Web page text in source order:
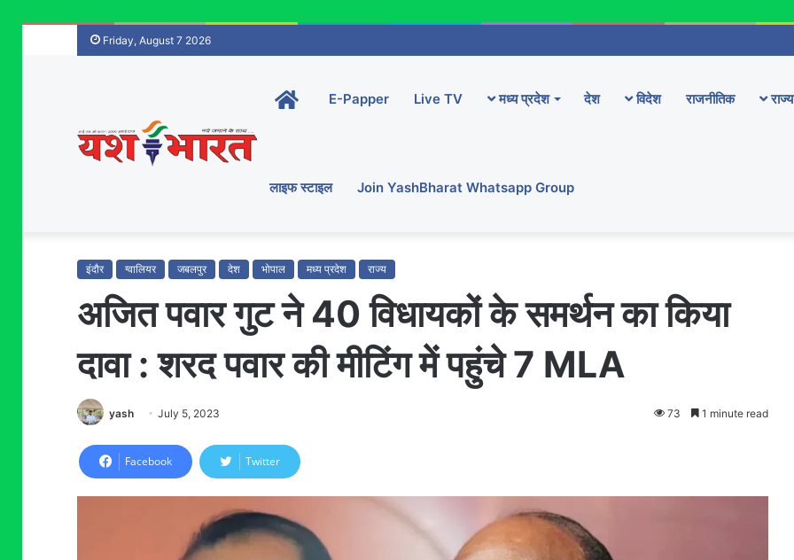
Friday, August 7 2026
Home-
main
E-Papper Live TV मध्य प्रदेश देश विदेश राजनीतिक राज्य
लाइफ स्टाइल Join YashBharat Whatsapp Group
इंदौर ग्वालियर जबलपुर देश भोपाल मध्य प्रदेश राज्य
अजित पवार गुट ने 40 विधायकों के समर्थन का किया
दावा : शरद पवार की मीटिंग में पहुंचे 7 MLA
yash July 5, 2023 73 1 minute read
Facebook Twitter